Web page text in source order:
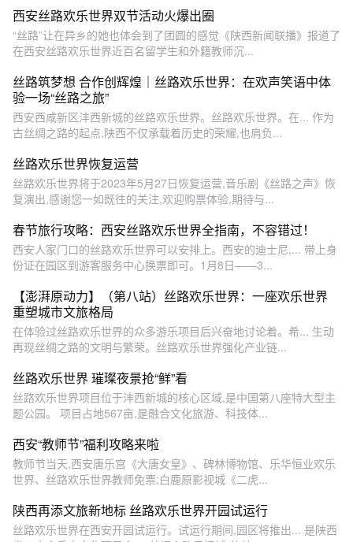
西安丝路欢乐世界双节活动火爆出圈
“丝路”让在异乡的她也体会到了团圆的感觉《陕西新闻联播》报道了
在西安丝路欢乐世界近百名留学生和外籍教师沉...
丝路筑梦想 合作创辉煌｜丝路欢乐世界：在欢声笑语中体
验一场“丝路之旅”
西安西咸新区沣西新城的丝路欢乐世界。丝路欢乐世界。在... 作为
古丝绸之路的起点,陕西不仅承载着历史的荣耀,也肩负...
丝路欢乐世界恢复运营
丝路欢乐世界将于2023年5月27日恢复运营,音乐剧《丝路之声》恢
复演出,感谢您一如既往的关注,欢迎购票体验,期待与...
春节旅行攻略：西安丝路欢乐世界全指南，不容错过！
西安人家门口的丝路欢乐世界可以安排上。西安的迪士尼,... 带上身
份证在园区到游客服务中心换票即可。1月8日——3...
【澎湃原动力】（第八站）丝路欢乐世界：一座欢乐世界
重塑城市文旅格局
在体验过丝路欢乐世界的众多游乐项目后兴奋地讨论着。希... 生动
再现丝绸之路的文明与繁荣。丝路欢乐世界强化产业链...
丝路欢乐世界 璀璨夜景抢“鲜”看
丝路欢乐世界项目位于沣西新城的核心区域,是中国第八座特大型主
题公园。 项目占地567亩,是融合文化旅游、科技体...
西安“教师节”福利攻略来啦
教师节当天,西安唐乐宫《大唐女皇》、碑林博物馆、乐华恒业欢乐
世界、丝路欢乐世界教师免票;白鹿原影视城《二虎...
陕西再添文旅新地标 丝路欢乐世界开园试运行
丝路欢乐世界在西安开园试运行。试运行期间,园区将推出... 是陕西